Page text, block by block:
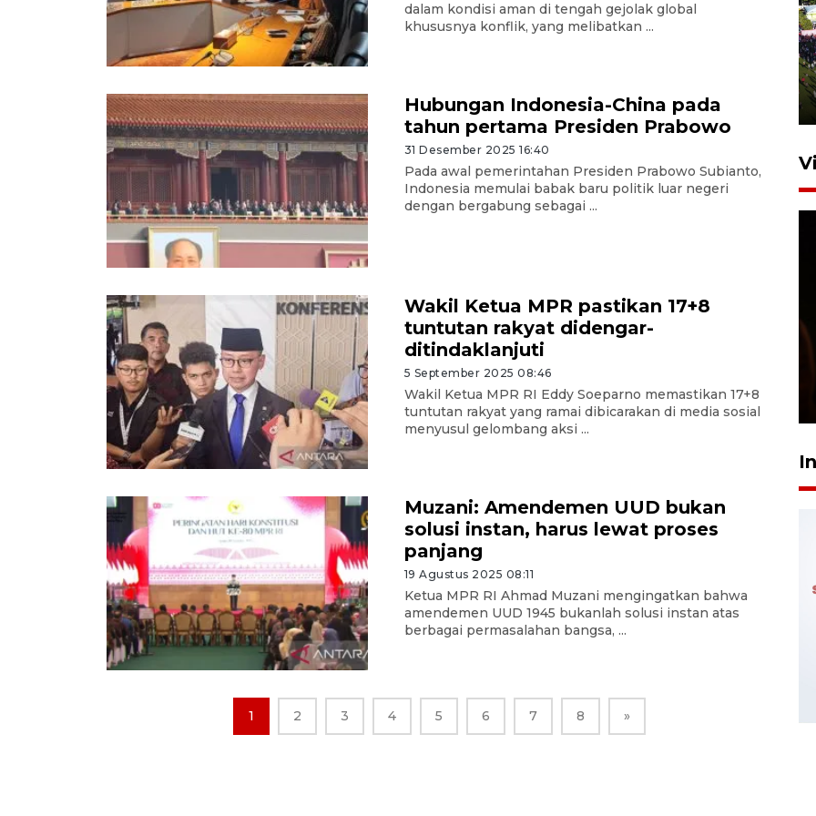
dalam kondisi aman di tengah gejolak global
khususnya konflik, yang melibatkan ...
Hubungan Indonesia-China pada
tahun pertama Presiden Prabowo
31 Desember 2025 16:40
Pada awal pemerintahan Presiden Prabowo Subianto,
Indonesia memulai babak baru politik luar negeri
dengan bergabung sebagai ...
Wakil Ketua MPR pastikan 17+8
tuntutan rakyat didengar-
ditindaklanjuti
5 September 2025 08:46
Wakil Ketua MPR RI Eddy Soeparno memastikan 17+8
tuntutan rakyat yang ramai dibicarakan di media sosial
menyusul gelombang aksi ...
Muzani: Amendemen UUD bukan
solusi instan, harus lewat proses
panjang
19 Agustus 2025 08:11
Ketua MPR RI Ahmad Muzani mengingatkan bahwa
amendemen UUD 1945 bukanlah solusi instan atas
berbagai permasalahan bangsa, ...
1 2 3 4 5 6 7 8 »
UPACARA HUT KE-78
17 Agustus 2023 15:58
SPPG di Gorontalo jaga
kandungan gizi paket MBG
Ramadhan
23 Februari 2026 18:20